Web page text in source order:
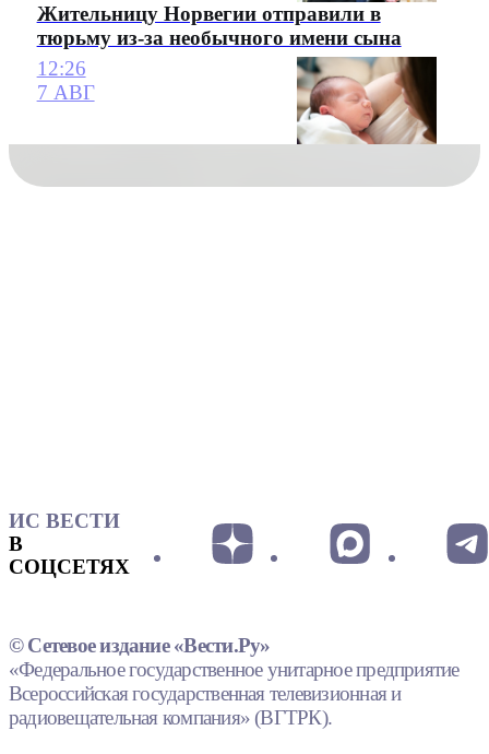
Жительницу Норвегии отправили в
тюрьму из-за необычного имени сына
12:26
7 АВГ
ИС ВЕСТИ
В
СОЦСЕТЯХ
© Сетевое издание «Вести.Ру»
«Федеральное государственное унитарное предприятие
Всероссийская государственная телевизионная и
радиовещательная компания» (ВГТРК).